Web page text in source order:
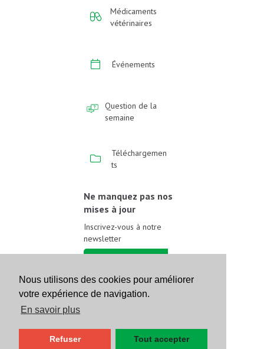
Nous utilisons des cookies pour améliorer
votre expérience de navigation.
En savoir plus
Refuser Tout accepter
Médicaments
vétérinaires
Événements
Question de la
semaine
Téléchargemen
ts
Ne manquez pas nos
mises à jour
Inscrivez-vous à notre
newsletter
Suivez-nous sur les